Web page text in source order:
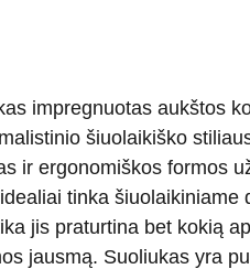
impregnuotas aukštos
šiuolaikiško
ir ergonomiškos formos
tinka šiuolaikiniame
jis praturtina bet kokią
jausmą. Suoliukas yra